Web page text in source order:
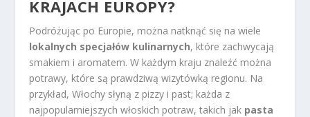
KRAJACH EUROPY?
Podróżując po Europie, można natknąć się na wiele
lokalnych specjałów kulinarnych, które zachwycają
smakiem i aromatem. W każdym kraju znaleźć można
potrawy, które są prawdziwą wizytówką regionu. Na
przykład, Włochy słyną z pizzy i past; każda z
najpopularniejszych włoskich potraw, takich jak pasta